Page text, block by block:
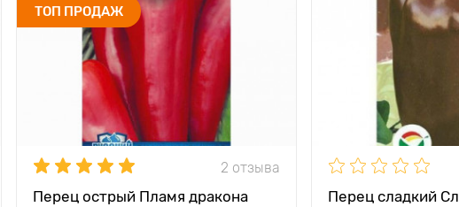
ТОП ПРОДАЖ
2 отзыва
Перец острый Пламя дракона
Перец сладкий